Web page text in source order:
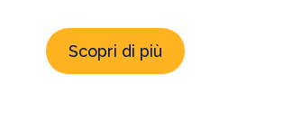
raggiunto l’informale accordo
nuovo Regolamento Generale
protezione dei dati personali
Scopri di più